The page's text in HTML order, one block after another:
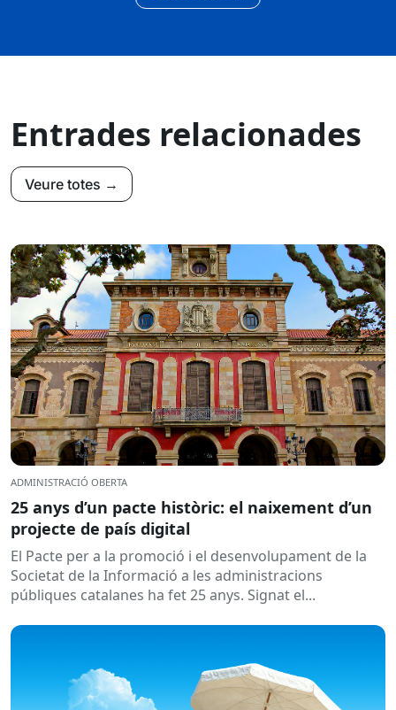
Entrades relacionades
Veure totes →
ADMINISTRACIÓ OBERTA
25 anys d’un pacte històric: el naixement d’un
projecte de país digital
El Pacte per a la promoció i el desenvolupament de la
Societat de la Informació a les administracions
públiques catalanes ha fet 25 anys. Signat el...